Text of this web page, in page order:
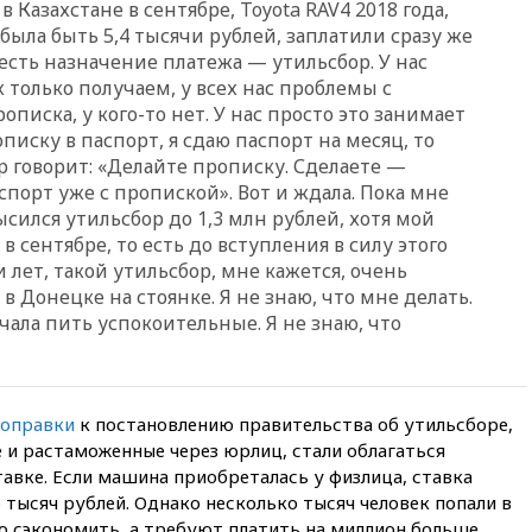
суда Венгрии согласился стать
президентом республики
вчера, 20:58 Финляндия
введет экзамен для
претендентов на получение
гражданства
вчера, 20:12Минобороны
Болгарии: упавший в стране
беспилотник, скорее всего,
был украинским
вчера, 19:29 ОАЭ обвинили
Иран в атаке на судно
нефтяной компании ADNOC в
вчера, 18:56«Газпром»: объем
хранилищах достиг
антирекорда
вчера, 18:25ТАСС: Уиткофф и
Кушнер могут вскоре посетить
Москву и Киев
в сентябре, Toyota RAV4 2018 года,
быть 5,4 тысячи рублей, заплатили сразу же
назначение платежа — утильсбор. У нас
получаем, у всех нас проблемы с
у кого-то нет. У нас просто это занимает
в паспорт, я сдаю паспорт на месяц, то
говорит: «Делайте прописку. Сделаете —
уже с пропиской». Вот и ждала. Пока мне
утильсбор до 1,3 млн рублей, хотя мой
то есть до вступления в силу этого
такой утильсбор, мне кажется, очень
Донецке на стоянке. Я не знаю, что мне делать.
пить успокоительные. Я не знаю, что
к постановлению правительства об утильсборе,
растаможенные через юрлиц, стали облагаться
Если машина приобреталась у физлица, ставка
рублей. Однако несколько тысяч человек попали в